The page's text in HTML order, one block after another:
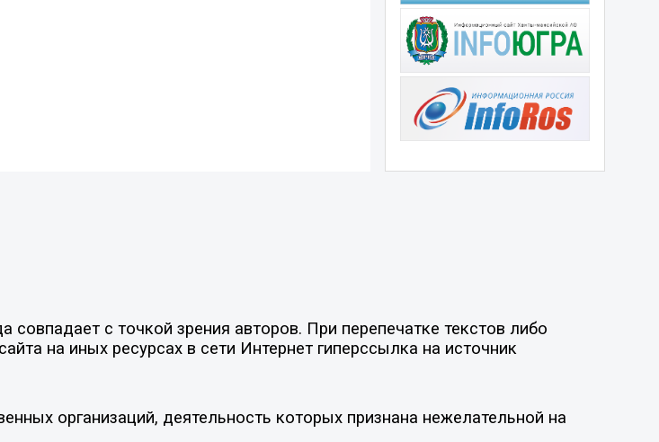
с точкой зрения авторов. При перепечатке текстов либо
на иных ресурсах в сети Интернет гиперссылка на источник
организаций, деятельность которых признана нежелательной на